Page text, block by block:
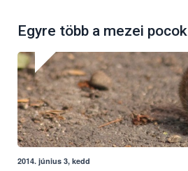
Egyre több a mezei pocok
2014. június 3, kedd